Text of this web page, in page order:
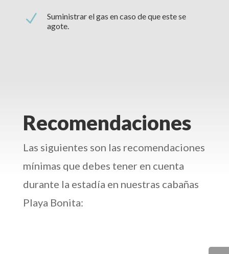
N
Suministrar el gas en caso de que este se
agote.
Recomendaciones
Las siguientes son las recomendaciones
mínimas que debes tener en cuenta
durante la estadía en nuestras cabañas
Playa Bonita: